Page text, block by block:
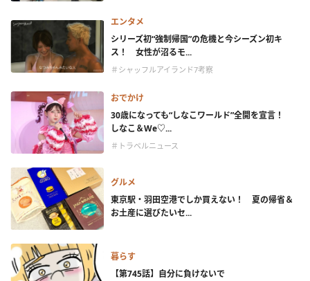
エンタメ
シリーズ初“強制帰国”の危機と今シーズン初キ
ス！ 女性が沼るモ...
＃シャッフルアイランド7考察
おでかけ
30歳になっても“しなこワールド”全開を宣言！
しなこ＆We♡...
＃トラベルニュース
グルメ
東京駅・羽田空港でしか買えない！ 夏の帰省＆
お土産に選びたいセ...
暮らす
【第745話】自分に負けないで